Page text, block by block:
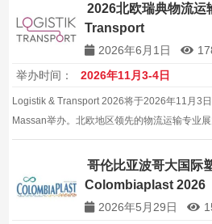
2026北欧瑞典物流
Transport
2026年6月1日
举办时间：
2026年11月3-4日
Logistik & Transport 2026将于2026年11月3
Massan举办。北欧地区领先的物流运输专业
级政府官员和研究学者。
哥伦比亚波哥大国际
Colombiaplast 2026
2026年5月29日